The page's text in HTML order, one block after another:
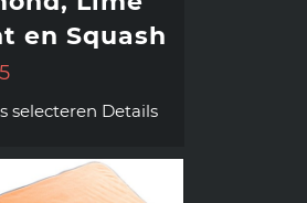
en Squash
selecteren Details